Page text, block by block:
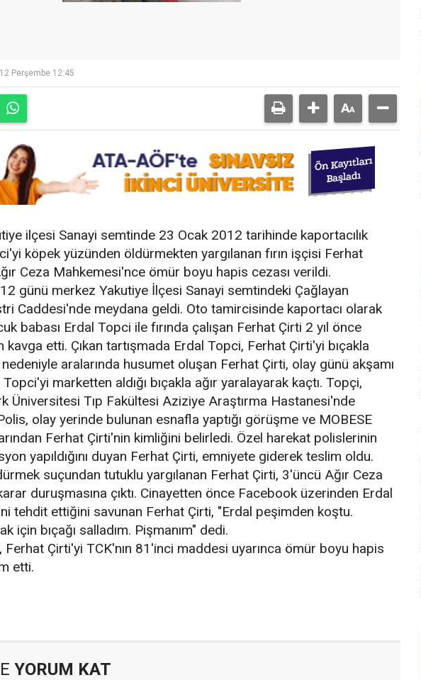
Perşembe 12:45
ilçesi Sanayi semtinde 23 Ocak 2012 tarihinde kaportacılık
köpek yüzünden öldürmekten yargılanan fırın işçisi Ferhat
Ceza Mahkemesi'nce ömür boyu hapis cezası verildi.
günü merkez Yakutiye İlçesi Sanayi semtindeki Çağlayan
Caddesi'nde meydana geldi. Oto tamircisinde kaportacı olarak
babası Erdal Topci ile fırında çalışan Ferhat Çirti 2 yıl önce
etti. Çıkan tartışmada Erdal Topci, Ferhat Çirti'yi bıçakla
aralarında husumet oluşan Ferhat Çirti, olay günü akşamı
Topci'yi marketten aldığı bıçakla ağır yaralayarak kaçtı. Topçi,
Üniversitesi Tıp Fakültesi Aziziye Araştırma Hastanesi'nde
olay yerinde bulunan esnafla yaptığı görüşme ve MOBESE
Ferhat Çirti'nin kimliğini belirledi. Özel harekat polislerinin
yapıldığını duyan Ferhat Çirti, emniyete giderek teslim oldu.
suçundan tutuklu yargılanan Ferhat Çirti, 3'üncü Ağır Ceza
duruşmasına çıktı. Cinayetten önce Facebook üzerinden Erdal
tehdit ettiğini savunan Ferhat Çirti, "Erdal peşimden koştu.
için bıçağı salladım. Pişmanım" dedi.
Ferhat Çirti'yi TCK'nın 81'inci maddesi uyarınca ömür boyu hapis
etti.
YORUM KAT